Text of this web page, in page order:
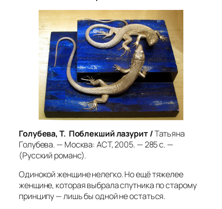
Голубева, Т. Поблекший лазурит /Татьяна
Голубева. — Москва: АСТ, 2005. — 285 с. —
(Русский романс).
Одинокой женщине нелегко. Но ещё тяжелее
женщине, которая выбрала спутника по старому
принципу — лишь бы одной не остаться.